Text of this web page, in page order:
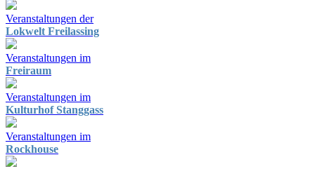
Veranstaltungen der
Lokwelt Freilassing
Veranstaltungen im
Freiraum
Veranstaltungen im
Kulturhof Stanggass
Veranstaltungen im
Rockhouse